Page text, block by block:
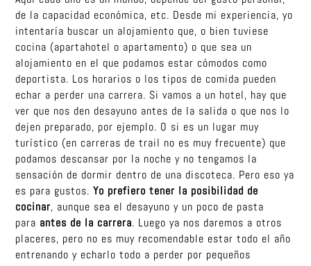
de la capacidad económica, etc. Desde mi experiencia, yo
intentaría buscar un alojamiento que, o bien tuviese
cocina (apartahotel o apartamento) o que sea un
alojamiento en el que podamos estar cómodos como
deportista. Los horarios o los tipos de comida pueden
echar a perder una carrera. Si vamos a un hotel, hay que
ver que nos den desayuno antes de la salida o que nos lo
dejen preparado, por ejemplo. O si es un lugar muy
turístico (en carreras de trail no es muy frecuente) que
podamos descansar por la noche y no tengamos la
sensación de dormir dentro de una discoteca. Pero eso ya
es para gustos.Yo prefiero tener la posibilidad de
cocinar, aunque sea el desayuno y un poco de pasta
para antes de la carrera. Luego ya nos daremos a otros
placeres, pero no es muy recomendable estar todo el año
entrenando y echarlo todo a perder por pequeños